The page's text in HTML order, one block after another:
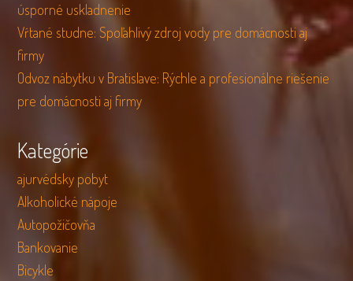
úsporné uskladnenie
Vŕtané studne: Spoľahlivý zdroj vody pre domácnosti aj
firmy
Odvoz nábytku v Bratislave: Rýchle a profesionálne riešenie
pre domácnosti aj firmy
Kategórie
ajurvédsky pobyt
Alkoholické nápoje
Autopožičovňa
Bankovanie
Bicykle